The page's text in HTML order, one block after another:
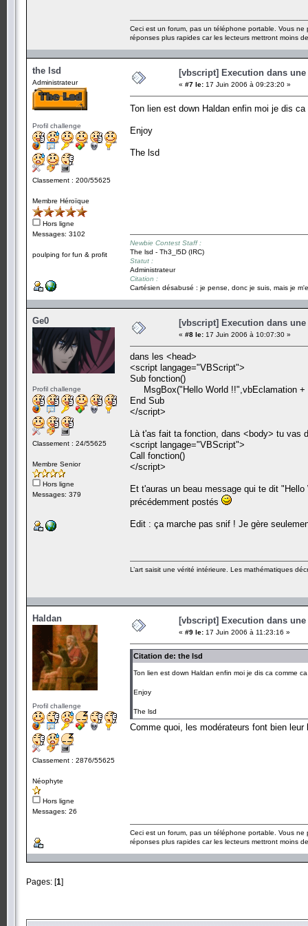
Ceci est un forum, pas un téléphone portable. Vous
réponses plus rapides car les lecteurs mettront moins
the lsd
Administrateur
Profil challenge
Classement : 200/55625
Membre Héroïque
Hors ligne
Messages: 3102
poulping for fun & profit
[vbscript] Execution dans une
« #7 le: 17 Juin 2006 à 09:23:20 »
Ton lien est down Haldan enfin moi je dis
Enjoy
The lsd
Newbie Contest Staff :
The lsd - Th3_l5D (IRC)
Statut :
Administrateur
Citation :
Cartésien désabusé : je pense, donc je suis, mais je
Ge0
Profil challenge
Classement : 24/55625
Membre Senior
Hors ligne
Messages: 379
[vbscript] Execution dans une
« #8 le: 17 Juin 2006 à 10:07:30 »
dans les <head>
<script langage="VBScript">
Sub fonction()
MsgBox("Hello World !!",vbEclamation +
End Sub
</script>
Là t'as fait ta fonction, dans <body> tu vas
<script langage="VBScript">
Call fonction()
</script>
Et t'auras un beau message qui te dit
précédemment postés
Edit : ça marche pas snif ! Je gère
L’art saisit une vérité intérieure. Les mathématiques
Haldan
Profil challenge
Classement : 2876/55625
Néophyte
Hors ligne
Messages: 26
[vbscript] Execution dans une
« #9 le: 17 Juin 2006 à 11:23:16 »
Citation de: the lsd
Ton lien est down Haldan enfin moi je dis ca comme
Enjoy
The lsd
Comme quoi, les modérateurs font bien
Ceci est un forum, pas un téléphone portable. Vous
réponses plus rapides car les lecteurs mettront moins
Pages: [1]